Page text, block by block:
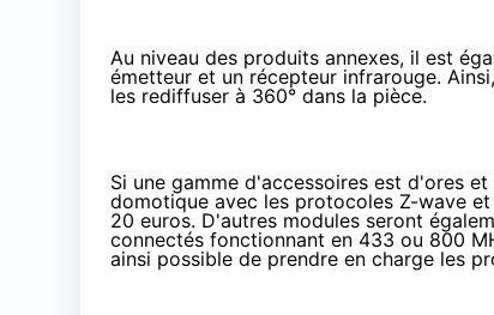
Au niveau des produits annexes, il est
émetteur et un récepteur infrarouge.
les rediffuser à 360° dans la pièce.
Si une gamme d'accessoires est d'ores
domotique avec les protocoles Z-wave
20 euros. D'autres modules seront
connectés fonctionnant en 433 ou 800
ainsi possible de prendre en charge les